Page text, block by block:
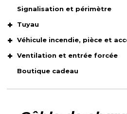
Signalisation et périmètre
Tuyau
Véhicule incendie, pièce et
Ventilation et entrée forcée
Boutique cadeau